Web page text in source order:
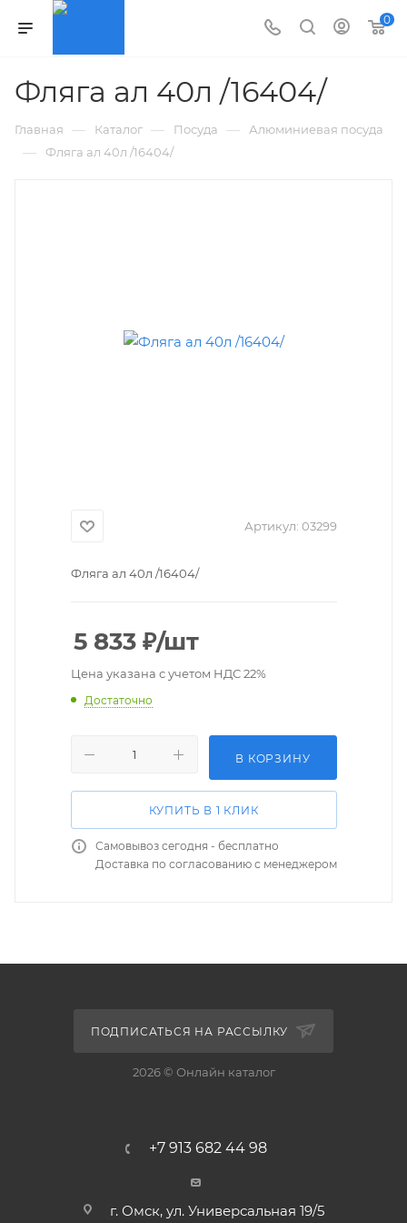
0
Фляга ал 40л /16404/
Главная — Каталог — Посуда — Алюминиевая посуда
— Фляга ал 40л /16404/
Артикул: 03299
Фляга ал 40л /16404/
5 833₽/шт
Цена указана с учетом НДС 22%
Достаточно
В КОРЗИНУ
КУПИТЬ В 1 КЛИК
Самовывоз сегодня - бесплатно
Доставка по согласованию с менеджером
ПОДПИСАТЬСЯ НА РАССЫЛКУ
2026 © Онлайн каталог
+7 913 682 44 98
г. Омск, ул. Универсальная 19/5